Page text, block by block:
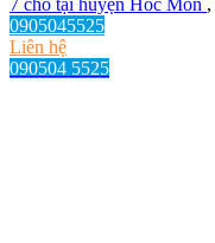
7 chỗ tại huyện Hóc Môn ,
0905045525
Liên hệ
090504 5525